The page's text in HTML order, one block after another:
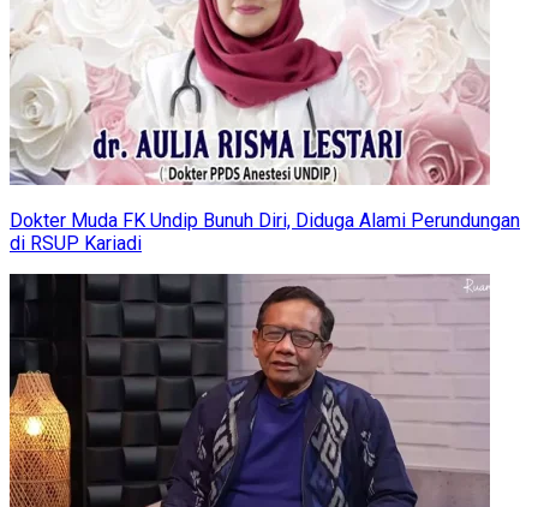
Dokter Muda FK Undip Bunuh Diri, Diduga Alami Perundungan
di RSUP Kariadi